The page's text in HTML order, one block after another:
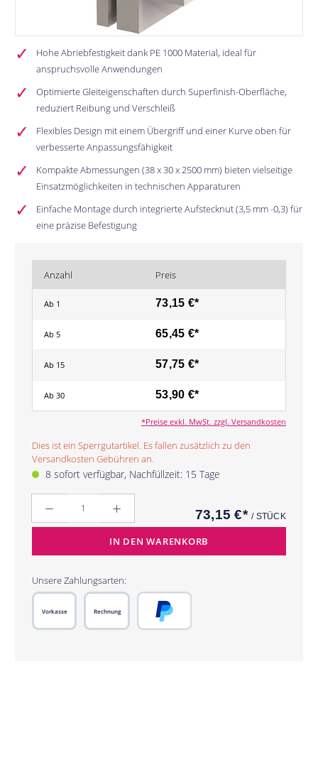
Hohe Abriebfestigkeit dank PE 1000 Material, ideal für
anspruchsvolle Anwendungen
Optimierte Gleiteigenschaften durch Superfinish-Oberfläche,
reduziert Reibung und Verschleiß
Flexibles Design mit einem Übergriff und einer Kurve oben für
verbesserte Anpassungsfähigkeit
Kompakte Abmessungen (38 x 30 x 2500 mm) bieten vielseitige
Einsatzmöglichkeiten in technischen Apparaturen
Einfache Montage durch integrierte Aufstecknut (3,5 mm -0,3) für
eine präzise Befestigung
Anzahl Preis
Ab 1 73,15 €*
Ab 5 65,45 €*
Ab 15 57,75 €*
Ab 30 53,90 €*
*Preise exkl. MwSt. zzgl. Versandkosten
Dies ist ein Sperrgutartikel. Es fallen zusätzlich zu den
Versandkosten Gebühren an.
8 sofort verfügbar, Nachfüllzeit: 15 Tage
Anzahl
73,15 €*/ STÜCK
IN DEN WARENKORB
Unsere Zahlungsarten:
Rechnung
Vorkasse